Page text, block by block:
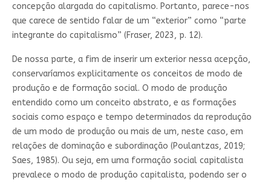
concepção alargada do capitalismo. Portanto, parece-nos
que carece de sentido falar de um “exterior” como “parte
integrante do capitalismo” (Fraser, 2023, p. 12).
De nossa parte, a fim de inserir um exterior nessa acepção,
conservaríamos explicitamente os conceitos de modo de
produção e de formação social. O modo de produção
entendido como um conceito abstrato, e as formações
sociais como espaço e tempo determinados da reprodução
de um modo de produção ou mais de um, neste caso, em
relações de dominação e subordinação (Poulantzas, 2019;
Saes, 1985). Ou seja, em uma formação social capitalista
prevalece o modo de produção capitalista, podendo ser o